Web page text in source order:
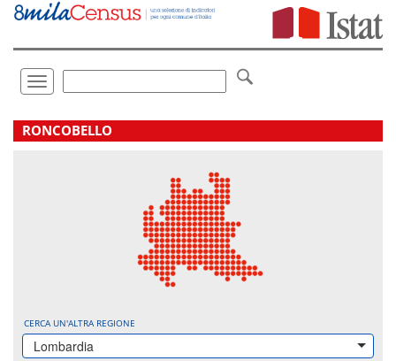
Vai
direttamente
Toggle
navigation
.
RONCOBELLO
CERCA UN'ALTRA REGIONE
Lombardia